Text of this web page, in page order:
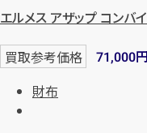
エルメス アザップ コン
買取参考価格 71,000円
財布